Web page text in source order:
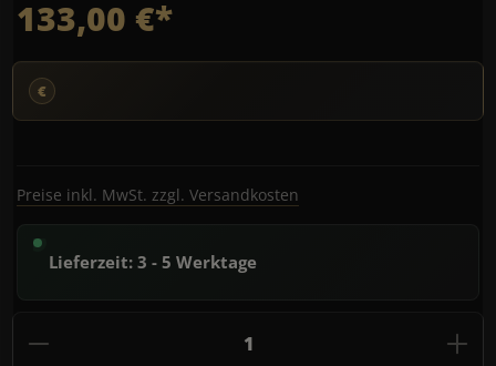
133,00 €*
Preise inkl. MwSt. zzgl. Versandkosten
Lieferzeit: 3 - 5 Werktage
Produkt Anzahl: Gib den gewünschten